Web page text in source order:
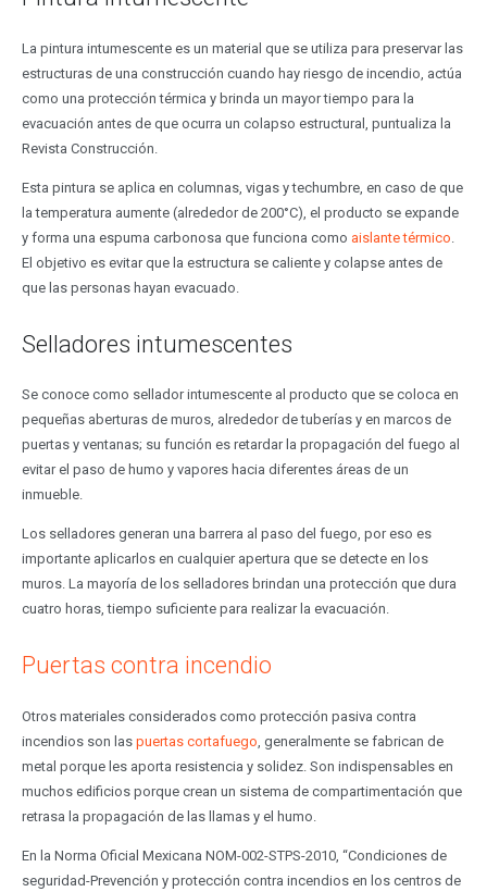
La pintura intumescente es un material que se utiliza para preservar las
estructuras de una construcción cuando hay riesgo de incendio, actúa
como una protección térmica y brinda un mayor tiempo para la
evacuación antes de que ocurra un colapso estructural, puntualiza la
Revista Construcción.
Esta pintura se aplica en columnas, vigas y techumbre, en caso de que
la temperatura aumente (alrededor de 200°C), el producto se expande
y forma una espuma carbonosa que funciona como aislante térmico
El objetivo es evitar que la estructura se caliente y colapse antes de
que las personas hayan evacuado.
Selladores intumescentes
Se conoce como sellador intumescente al producto que se coloca en
pequeñas aberturas de muros, alrededor de tuberías y en marcos de
puertas y ventanas; su función es retardar la propagación del fuego al
evitar el paso de humo y vapores hacia diferentes áreas de un
inmueble.
Los selladores generan una barrera al paso del fuego, por eso es
importante aplicarlos en cualquier apertura que se detecte en los
muros. La mayoría de los selladores brindan una protección que dura
cuatro horas, tiempo suficiente para realizar la evacuación.
Puertas contra incendio
Otros materiales considerados como protección pasiva contra
incendios son las puertas cortafuego , generalmente se fabrican de
metal porque les aporta resistencia y solidez. Son indispensables en
muchos edificios porque crean un sistema de compartimentación que
retrasa la propagación de las llamas y el humo.
En la Norma Oficial Mexicana NOM-002-STPS-2010, “Condiciones de
seguridad-Prevención y protección contra incendios en los centros de